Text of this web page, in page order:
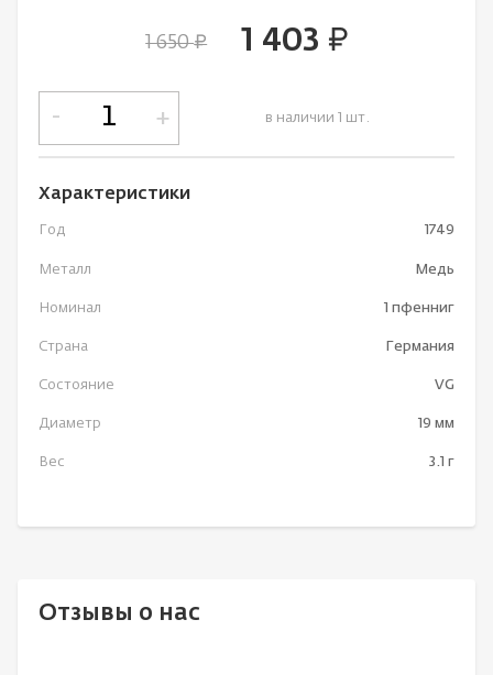
1 650руб. 1 403 руб.
в наличии 1 шт.
- +
Характеристики
Год 1749
Металл Медь
Номинал 1 пфенниг
Страна Германия
Состояние VG
Диаметр 19 мм
Вес 3.1 г
Отзывы о нас